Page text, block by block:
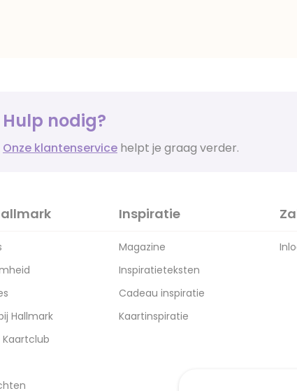
Hulp nodig?
Onze klantenservice helpt je graag verder.
Hallmark
Kaartclub
Inspiratie
Magazine
Inspiratieteksten
Cadeau inspiratie
Kaartinspiratie